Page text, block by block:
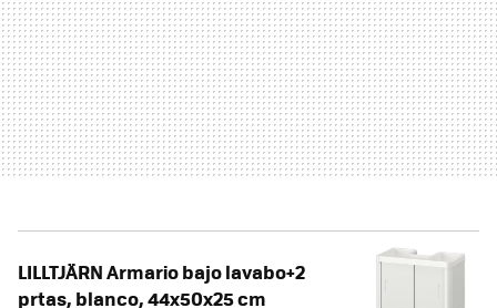
LILLTJÄRN Armario bajo lavabo+2
prtas, blanco, 44x50x25 cm